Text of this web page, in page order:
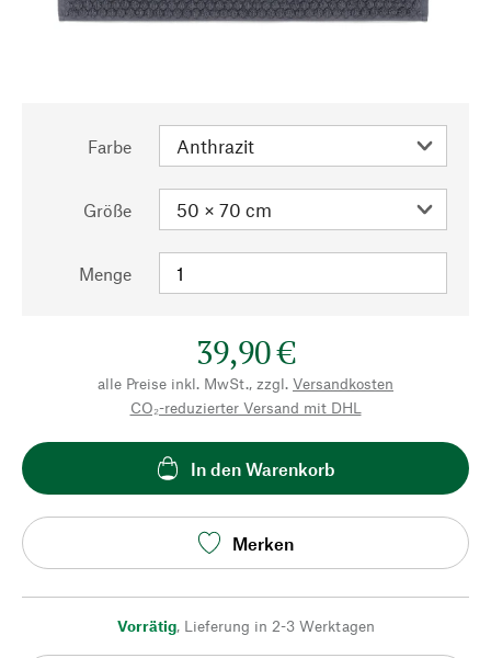
Farbe
Größe
Menge
39,90 €
alle Preise inkl. MwSt., zzgl. Versandkosten
CO₂-reduzierter Versand mit DHL
In den Warenkorb
Merken
Vorrätig, Lieferung in 2-3 Werktagen